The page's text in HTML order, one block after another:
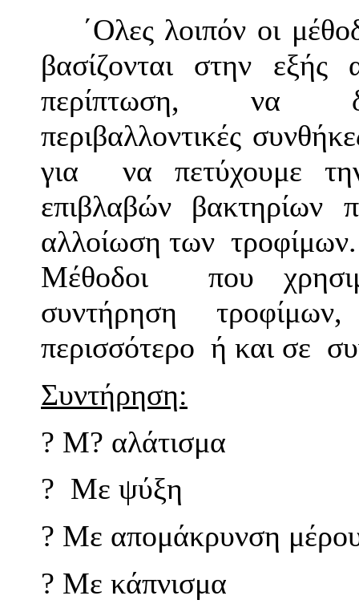
΄Ολες λοιπόν οι
βασίζονται στην
περίπτωση, να
περιβαλλοντικές
για να πετύχουμε
επιβλαβών βακτηρίων
αλλοίωση των τροφίμων.
Μέθοδοι που
συντήρηση
περισσότερο ή και σε
Συντήρηση:
? Μ? αλάτισμα
? Με ψύξη
? Με απομάκρυνση
? Με κάπνισμα